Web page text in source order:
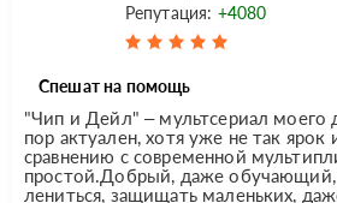
Репутация: +4080
Спешат на помощь
"Чип и Дейл" – мультсериал моего
пор актуален, хотя уже не так ярок
сравнению с современной
простой.Добрый, даже обучающий,
лениться, защищать маленьких,